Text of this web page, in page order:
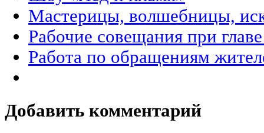
Мастерицы, волшебницы,
Рабочие совещания при
Работа по обращениям
Добавить комментарий